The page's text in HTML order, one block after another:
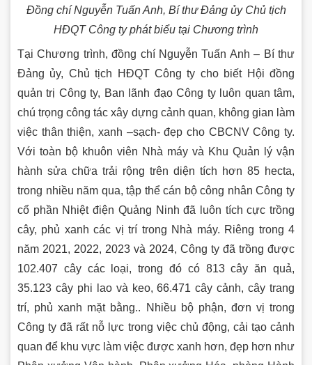
Đồng chí Nguyễn Tuấn Anh, Bí thư Đảng ủy Chủ tịch
HĐQT Công ty phát biểu tại Chương trình
Tại Chương trình, đồng chí Nguyễn Tuấn Anh – Bí thư
Đảng ủy, Chủ tịch HĐQT Công ty cho biết Hội đồng
quản trị Công ty, Ban lãnh đạo Công ty luôn quan tâm,
chú trọng công tác xây dựng cảnh quan, không gian làm
việc thân thiện, xanh –sạch- đẹp cho CBCNV Công ty.
Với toàn bộ khuôn viên Nhà máy và Khu Quản lý vận
hành sửa chữa trải rộng trên diện tích hơn 85 hecta,
trong nhiều năm qua, tập thể cán bộ công nhân Công ty
cổ phần Nhiệt điện Quảng Ninh đã luôn tích cực trồng
cây, phủ xanh các vị trí trong Nhà máy. Riêng trong 4
năm 2021, 2022, 2023 và 2024, Công ty đã trồng được
102.407 cây các loại, trong đó có 813 cây ăn quả,
35.123 cây phi lao và keo, 66.471 cây cảnh, cây trang
trí, phủ xanh mặt bằng.. Nhiều bộ phận, đơn vị trong
Công ty đã rất nỗ lực trong việc chủ động, cải tạo cảnh
quan để khu vực làm việc được xanh hơn, đẹp hơn như